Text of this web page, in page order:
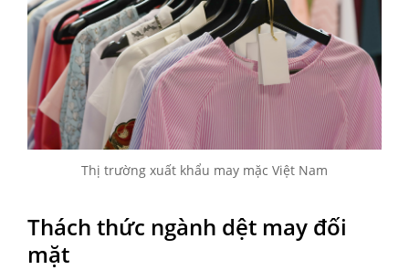
Thị trường xuất khẩu may mặc Việt Nam
Thách thức ngành dệt may đối
mặt